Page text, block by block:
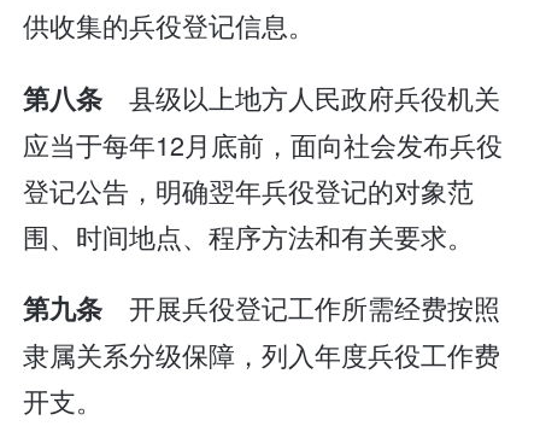
供收集的兵役登记信息。
第八条县级以上地方人民政府兵役机关
应当于每年12月底前，面向社会发布兵役
登记公告，明确翌年兵役登记的对象范
围、时间地点、程序方法和有关要求。
第九条开展兵役登记工作所需经费按照
隶属关系分级保障，列入年度兵役工作费
开支。